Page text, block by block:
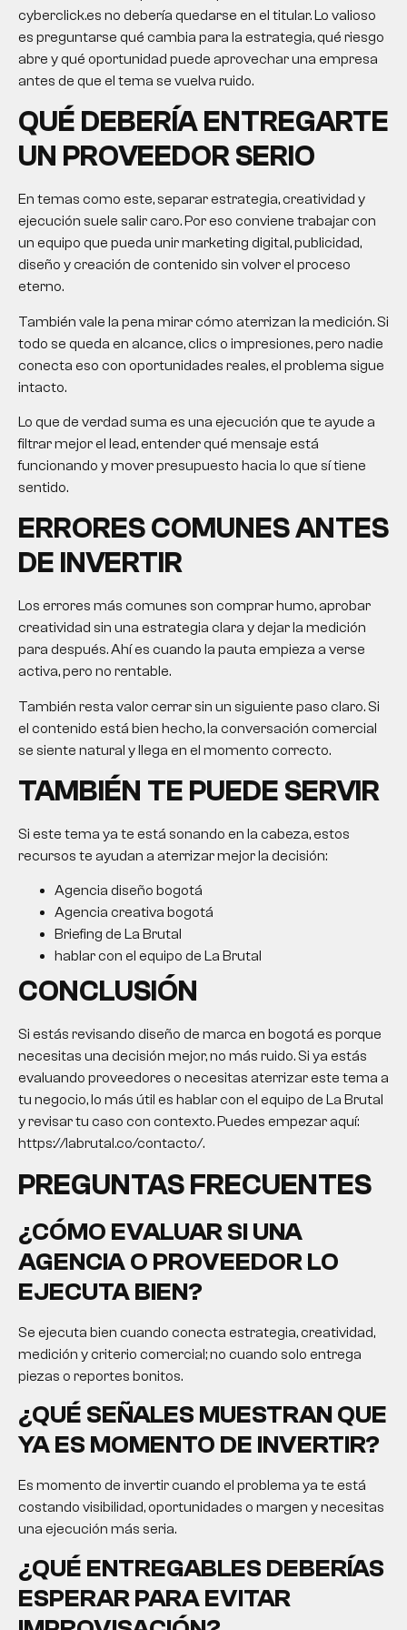
cyberclick.es no debería quedarse en el titular. Lo valioso
es preguntarse qué cambia para la estrategia, qué riesgo
abre y qué oportunidad puede aprovechar una empresa
antes de que el tema se vuelva ruido.
QUÉ DEBERÍA ENTREGARTE
UN PROVEEDOR SERIO
En temas como este, separar estrategia, creatividad y
ejecución suele salir caro. Por eso conviene trabajar con
un equipo que pueda unir marketing digital, publicidad,
diseño y creación de contenido sin volver el proceso
eterno.
También vale la pena mirar cómo aterrizan la medición. Si
todo se queda en alcance, clics o impresiones, pero nadie
conecta eso con oportunidades reales, el problema sigue
intacto.
Lo que de verdad suma es una ejecución que te ayude a
filtrar mejor el lead, entender qué mensaje está
funcionando y mover presupuesto hacia lo que sí tiene
sentido.
ERRORES COMUNES ANTES
DE INVERTIR
Los errores más comunes son comprar humo, aprobar
creatividad sin una estrategia clara y dejar la medición
para después. Ahí es cuando la pauta empieza a verse
activa, pero no rentable.
También resta valor cerrar sin un siguiente paso claro. Si
el contenido está bien hecho, la conversación comercial
se siente natural y llega en el momento correcto.
TAMBIÉN TE PUEDE SERVIR
Si este tema ya te está sonando en la cabeza, estos
recursos te ayudan a aterrizar mejor la decisión:
Agencia diseño bogotá
Agencia creativa bogotá
Briefing de La Brutal
hablar con el equipo de La Brutal
CONCLUSIÓN
Si estás revisando diseño de marca en bogotá es porque
necesitas una decisión mejor, no más ruido. Si ya estás
evaluando proveedores o necesitas aterrizar este tema a
tu negocio, lo más útil es hablar con el equipo de La Brutal
y revisar tu caso con contexto. Puedes empezar aquí:
https://labrutal.co/contacto/.
PREGUNTAS FRECUENTES
¿CÓMO EVALUAR SI UNA
AGENCIA O PROVEEDOR LO
EJECUTA BIEN?
Se ejecuta bien cuando conecta estrategia, creatividad,
medición y criterio comercial; no cuando solo entrega
piezas o reportes bonitos.
¿QUÉ SEÑALES MUESTRAN QUE
YA ES MOMENTO DE INVERTIR?
Es momento de invertir cuando el problema ya te está
costando visibilidad, oportunidades o margen y necesitas
una ejecución más seria.
¿QUÉ ENTREGABLES DEBERÍAS
ESPERAR PARA EVITAR